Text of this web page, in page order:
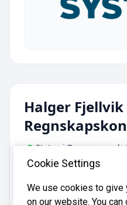
Halger Fjellvik
Status i Brønnøysund:
Adresse:
Cookie Settings
We use cookies to
on our website. You